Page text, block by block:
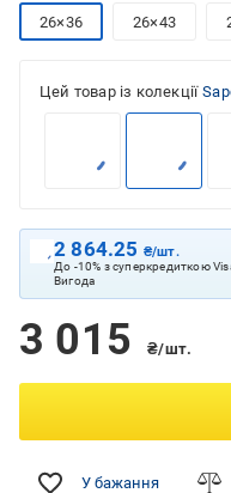
26×36 26×43
Цей товар із колекції
2 864.25 ₴/шт.
До -10% з суперкредиткою
Вигода
3 015 ₴/шт.
У бажання